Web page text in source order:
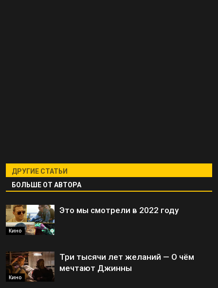
ДРУГИЕ СТАТЬИ
БОЛЬШЕ ОТ АВТОРА
Кино
Это мы смотрели в 2022 году
Кино
Три тысячи лет желаний — О чём
мечтают Джинны